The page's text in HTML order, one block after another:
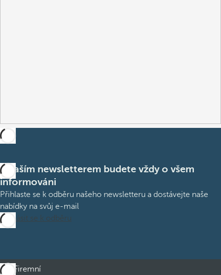
S naším newsletterem budete vždy o všem
informováni
Přihlaste se k odběru našeho newsletteru a dostávejte naše
nabídky na svůj e-mail
Přihlásit se k odběru
Firemní